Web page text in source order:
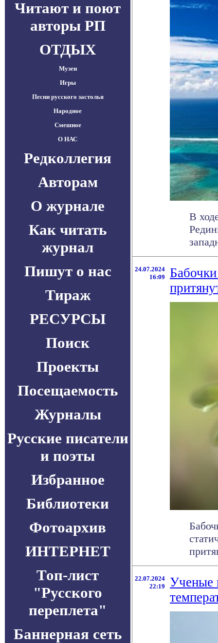
Читают и поют
авторы РП
ОТДЫХ
Музеи
Игры
Песни русского застолья
Народное
Смешное
О НАС
Редколлегия
Авторам
О журнале
Как читать
журнал
Пишут о нас
Тираж
РЕСУРСЫ
Поиск
Проекты
Посещаемость
Журналы
Русские писатели
и поэты
Избранное
Библиотеки
Фотоархив
ИНТЕРНЕТ
Топ-лист
"Русского
переплета"
Баннерная сеть
В
24.07.2024
16:09
22.07.2024
22:19
Ученые